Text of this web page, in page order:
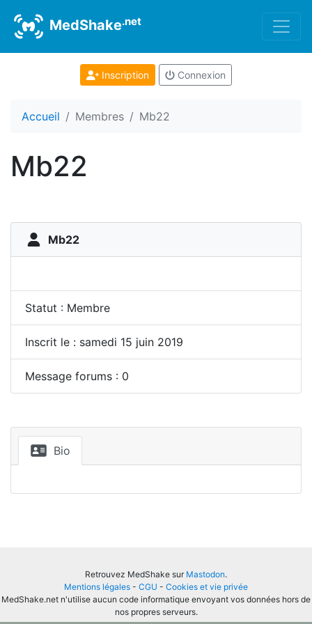
MedShake.net
Inscription Connexion
Accueil Membres Mb22
Mb22
Mb22
Statut : Membre
Inscrit le : samedi 15 juin 2019
Message forums : 0
Bio
Retrouvez MedShake sur Mastodon.
Mentions légales - CGU - Cookies et vie privée
MedShake.net n'utilise aucun code informatique envoyant vos données hors de
nos propres serveurs.